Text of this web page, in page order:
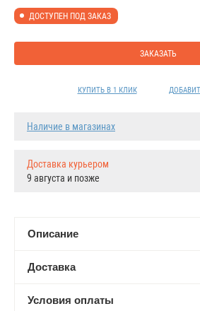
ДОСТУПЕН ПОД ЗАКАЗ
ЗАКАЗАТЬ
КУПИТЬ В 1 КЛИК
Наличие в магазинах
Доставка курьером
9 августа и позже
Описание
Доставка
Условия оплаты